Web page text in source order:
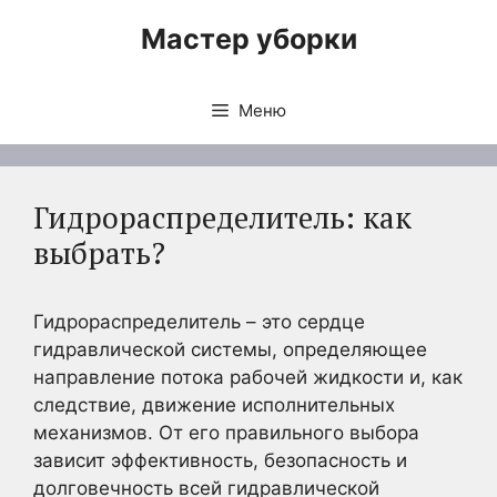
Мастер уборки
Меню
Гидрораспределитель: как
выбрать?
Гидрораспределитель – это сердце
гидравлической системы, определяющее
направление потока рабочей жидкости и, как
следствие, движение исполнительных
механизмов. От его правильного выбора
зависит эффективность, безопасность и
долговечность всей гидравлической